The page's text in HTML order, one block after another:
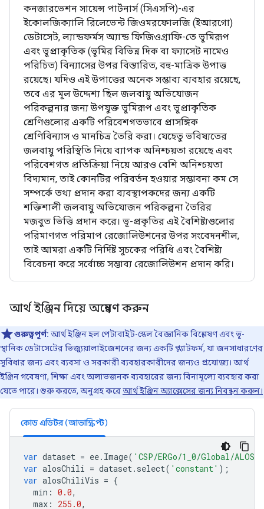
কনজারভেশন সায়েন্স পার্টনার্স (সিএসপি)-এর
ইকোলজিক্যালি রিলেভেন্ট জিওমরফোলজি (ইআরগো)
ডেটাসেট, ল্যান্ডফর্মস অ্যান্ড ফিজিওগ্রাফি-তে ভূমিরূপ
এবং ভূপ্রাকৃতিক (ভূমির বিভিন্ন দিক বা ফ্যাসেট নামেও
পরিচিত) বিন্যাসের উপর বিস্তারিত, বহু-মাত্রিক উপাত্ত
রয়েছে। যদিও এই উপাত্তের অনেক সম্ভাব্য ব্যবহার রয়েছে,
তবে এর মূল উদ্দেশ্য ছিল জলবায়ু অভিযোজন
পরিকল্পনার জন্য উপযুক্ত ভূমিরূপ এবং ভূপ্রাকৃতিক
শ্রেণিগুলোর একটি পরিবেশগতভাবে প্রাসঙ্গিক
শ্রেণিবিন্যাস ও মানচিত্র তৈরি করা। যেহেতু ভবিষ্যতের
জলবায়ু পরিস্থিতি নিয়ে ব্যাপক অনিশ্চয়তা রয়েছে এবং
পরিবেশগত প্রতিক্রিয়া নিয়ে আরও বেশি অনিশ্চয়তা
বিদ্যমান, তাই কোনটির পরিবর্তন হওয়ার সম্ভাবনা কম সে
সম্পর্কে তথ্য প্রদান করা ব্যবস্থাপকদের জন্য একটি
শক্তিশালী জলবায়ু অভিযোজন পরিকল্পনা তৈরির
মজবুত ভিত্তি প্রদান করে। ভূ-প্রকৃতির এই বৈশিষ্ট্যগুলোর
পরিমাণগত পরিমাপ রেজোলিউশনের উপর সংবেদনশীল,
তাই আমরা একটি নির্দিষ্ট সূচকের পরিধি এবং বৈশিষ্ট্য
বিবেচনা করে সর্বোচ্চ সম্ভাব্য রেজোলিউশন প্রদান করি।
আর্থ ইঞ্জিন দিয়ে অন্বেষণ করুন
গুরুত্বপূর্ণ: আর্থ ইঞ্জিন হল পেটাবাইট-স্কেল বৈজ্ঞানিক বিশ্লেষণ এবং ভূ-
স্থানিক ডেটাসেটের ভিজ্যুয়ালাইজেশনের জন্য একটি প্ল্যাটফর্ম, যা জনসাধারণের
সুবিধার জন্য এবং ব্যবসা ও সরকারী ব্যবহারকারীদের জন্যও প্রযোজ্য। আর্থ
ইঞ্জিন গবেষণা, শিক্ষা এবং অলাভজনক ব্যবহারের জন্য বিনামূল্যে ব্যবহার করা
যেতে পারে। শুরু করতে, অনুগ্রহ করেআর্থ ইঞ্জিন অ্যাক্সেসের জন্য নিবন্ধন করুন।
কোড এডিটর (জাভাস্ক্রিপ্ট)
var dataset = ee. Image( 'CSP/ERGo/1_0/Global/
var alosChili = dataset. select( 'constant' );
var alosChiliVis = {
min : 0.0,
max : 255.0,